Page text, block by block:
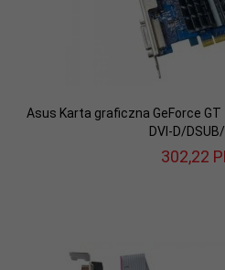
Asus Karta graficzna GeForce GT
DVI-D/DSUB/
302,22